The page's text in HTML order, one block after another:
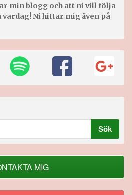
min blogg och att ni vill följa
Ni hittar mig även på
MIG